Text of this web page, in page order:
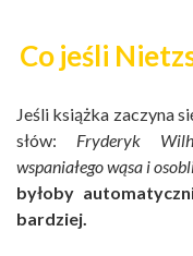
Co jeśli
Jeśli książka zaczyna
słów: Fryderyk
wspaniałego wąsa i
byłoby
bardziej.